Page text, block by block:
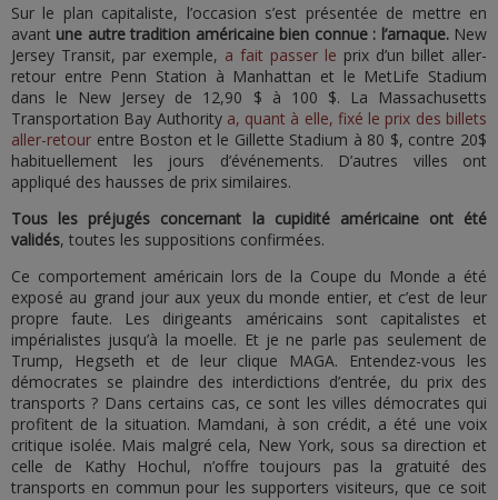
Sur le plan capitaliste, l’occasion s’est présentée de mettre en
avant une autre tradition américaine bien connue : l’arnaque.New
Jersey Transit, par exemple, a fait passer le prix d’un billet aller-
retour entre Penn Station à Manhattan et le MetLife Stadium
dans le New Jersey de 12,90 $ à 100 $. La Massachusetts
Transportation Bay Authority a, quant à elle, fixé le prix des billets
aller-retour entre Boston et le Gillette Stadium à 80 $, contre 20$
habituellement les jours d’événements. D’autres villes ont
appliqué des hausses de prix similaires.
Tous les préjugés concernant la cupidité américaine ont été
validés, toutes les suppositions confirmées.
Ce comportement américain lors de la Coupe du Monde a été
exposé au grand jour aux yeux du monde entier, et c’est de leur
propre faute. Les dirigeants américains sont capitalistes et
impérialistes jusqu’à la moelle. Et je ne parle pas seulement de
Trump, Hegseth et de leur clique MAGA. Entendez-vous les
démocrates se plaindre des interdictions d’entrée, du prix des
transports ? Dans certains cas, ce sont les villes démocrates qui
profitent de la situation. Mamdani, à son crédit, a été une voix
critique isolée. Mais malgré cela, New York, sous sa direction et
celle de Kathy Hochul, n’offre toujours pas la gratuité des
transports en commun pour les supporters visiteurs, que ce soit